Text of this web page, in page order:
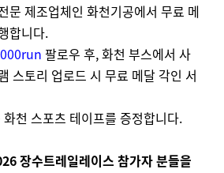
문 제조업체인 화천기공에서 무료 메
합니다.
팔로우 후, 화천 부스에서 사
스토리 업로드 시 무료 메달 각인 서
천 스포츠 테이프를 증정합니다.
장수트레일레이스 참가자 분들을